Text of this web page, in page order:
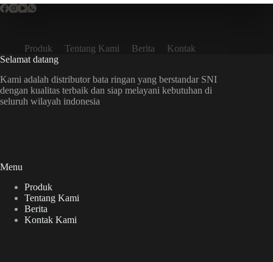
Produk Tentang Kami Berita
Kontak
Selamat datang
Kami adalah distributor bata ringan yang berstandar SNI
dengan kualitas terbaik dan siap melayani kebutuhan di
seluruh wilayah indonesia
Menu
Produk
Tentang Kami
Berita
Kontak Kami